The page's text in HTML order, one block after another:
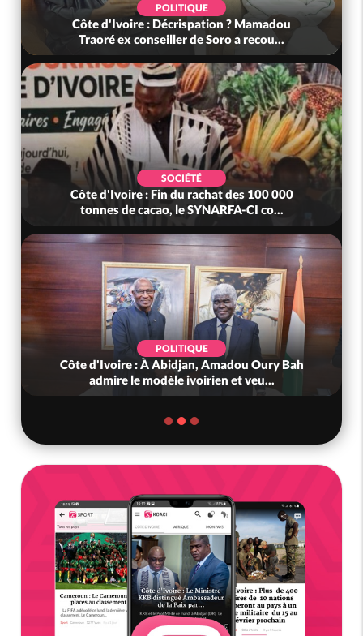
POLITIQUE
Côte d'Ivoire : Décrispation ? Mamadou
Traoré ex conseiller de Soro a recou...
SOCIÉTÉ
Côte d'Ivoire : Fin du rachat des 100 000
tonnes de cacao, le SYNARFA-CI co...
POLITIQUE
Côte d'Ivoire : À Abidjan, Amadou Oury Bah
admire le modèle ivoirien et veu...